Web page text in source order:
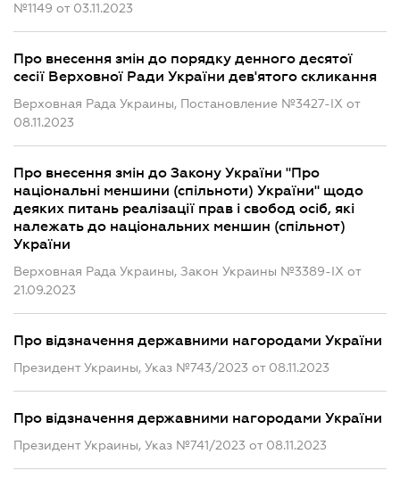
№1149 от 03.11.2023
Про внесення змін до порядку денного десятої
сесії Верховної Ради України дев'ятого скликання
Верховная Рада Украины, Постановление №3427-IX от
08.11.2023
Про внесення змін до Закону України "Про
національні меншини (спільноти) України" щодо
деяких питань реалізації прав і свобод осіб, які
належать до національних меншин (спільнот)
України
Верховная Рада Украины, Закон Украины №3389-IX от
21.09.2023
Про відзначення державними нагородами України
Президент Украины, Указ №743/2023 от 08.11.2023
Про відзначення державними нагородами України
Президент Украины, Указ №741/2023 от 08.11.2023